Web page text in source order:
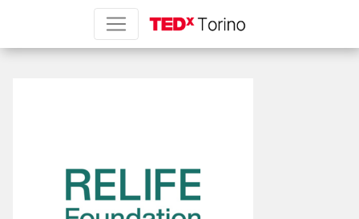
Relife300x300